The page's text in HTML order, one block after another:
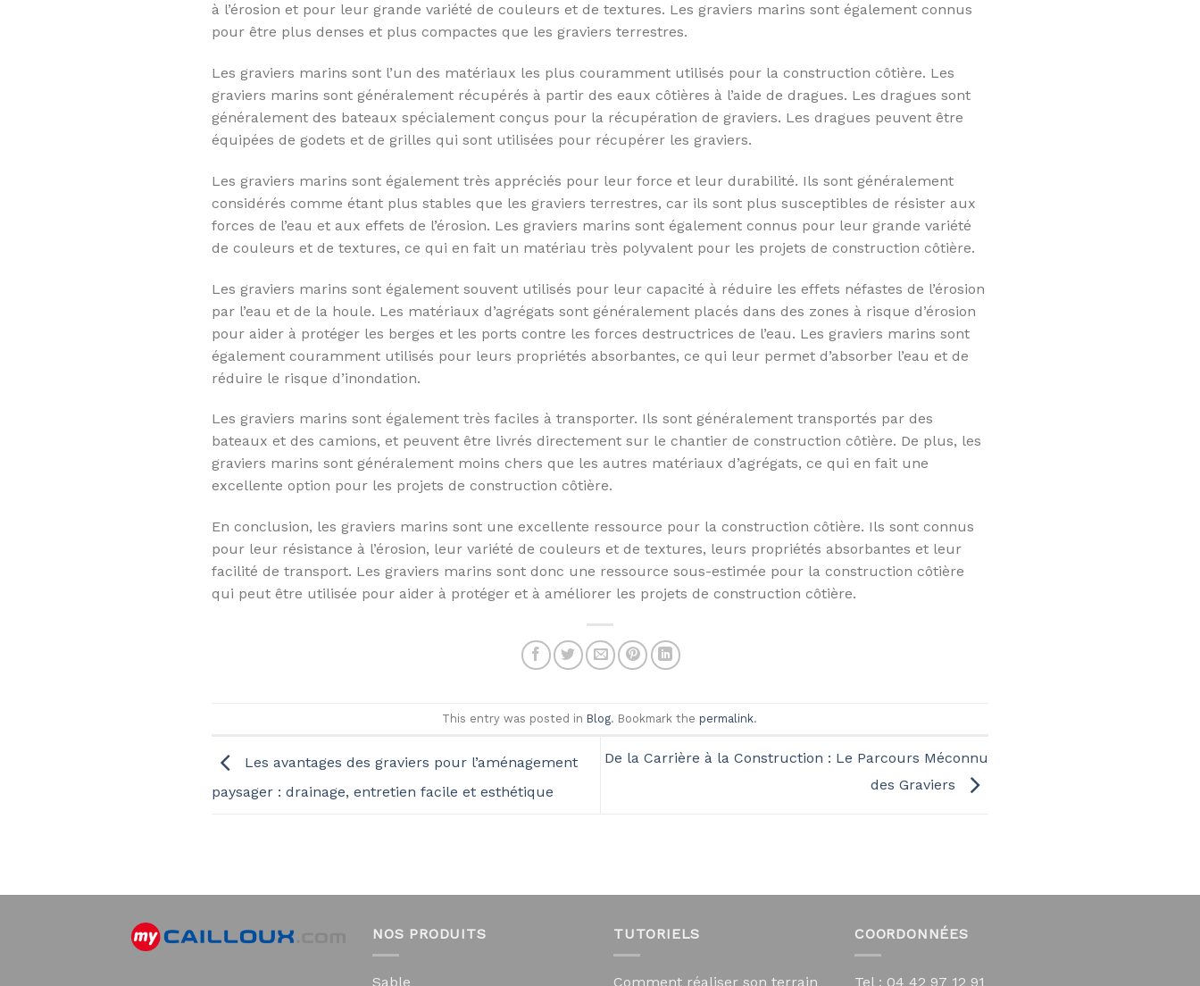
à l’érosion et pour leur grande variété de couleurs et de textures. Les graviers marins sont également connus
pour être plus denses et plus compactes que les graviers terrestres.
Les graviers marins sont l’un des matériaux les plus couramment utilisés pour la construction côtière. Les
graviers marins sont généralement récupérés à partir des eaux côtières à l’aide de dragues. Les dragues sont
généralement des bateaux spécialement conçus pour la récupération de graviers. Les dragues peuvent être
équipées de godets et de grilles qui sont utilisées pour récupérer les graviers.
Les graviers marins sont également très appréciés pour leur force et leur durabilité. Ils sont généralement
considérés comme étant plus stables que les graviers terrestres, car ils sont plus susceptibles de résister aux
forces de l’eau et aux effets de l’érosion. Les graviers marins sont également connus pour leur grande variété
de couleurs et de textures, ce qui en fait un matériau très polyvalent pour les projets de construction côtière.
Les graviers marins sont également souvent utilisés pour leur capacité à réduire les effets néfastes de l’érosion
par l’eau et de la houle. Les matériaux d’agrégats sont généralement placés dans des zones à risque d’érosion
pour aider à protéger les berges et les ports contre les forces destructrices de l’eau. Les graviers marins sont
également couramment utilisés pour leurs propriétés absorbantes, ce qui leur permet d’absorber l’eau et de
réduire le risque d’inondation.
Les graviers marins sont également très faciles à transporter. Ils sont généralement transportés par des
bateaux et des camions, et peuvent être livrés directement sur le chantier de construction côtière. De plus, les
graviers marins sont généralement moins chers que les autres matériaux d’agrégats, ce qui en fait une
excellente option pour les projets de construction côtière.
En conclusion, les graviers marins sont une excellente ressource pour la construction côtière. Ils sont connus
pour leur résistance à l’érosion, leur variété de couleurs et de textures, leurs propriétés absorbantes et leur
facilité de transport. Les graviers marins sont donc une ressource sous-estimée pour la construction côtière
qui peut être utilisée pour aider à protéger et à améliorer les projets de construction côtière.
This entry was posted in Blog. Bookmark the permalink.
Les avantages des graviers pour l’aménagement
paysager : drainage, entretien facile et esthétique
De la Carrière à la Construction : Le Parcours Méconnu
des Graviers
NOS PRODUITS
Sable
TUTORIELS
Comment réaliser son terrain
COORDONNÉES
Tel : 04 42 97 12 91